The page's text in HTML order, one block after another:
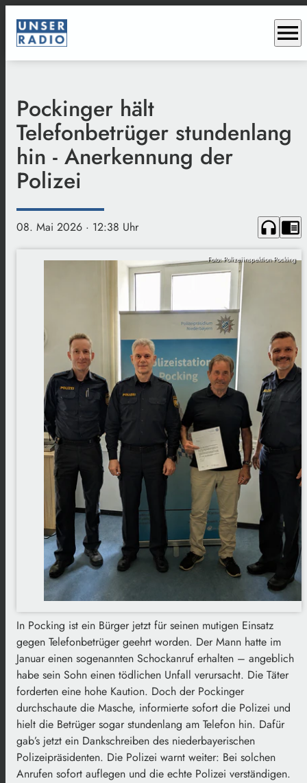
menu
Pockinger hält
Telefonbetrüger stundenlang
hin - Anerkennung der
Polizei
08. Mai 2026 · 12:38 Uhr headphones chrome_reader_mode
Foto: Polizeiinspektion Pocking
In Pocking ist ein Bürger jetzt für seinen mutigen Einsatz
gegen Telefonbetrüger geehrt worden. Der Mann hatte im
Januar einen sogenannten Schockanruf erhalten – angeblich
habe sein Sohn einen tödlichen Unfall verursacht. Die Täter
forderten eine hohe Kaution. Doch der Pockinger
durchschaute die Masche, informierte sofort die Polizei und
hielt die Betrüger sogar stundenlang am Telefon hin. Dafür
gab’s jetzt ein Dankschreiben des niederbayerischen
Polizeipräsidenten. Die Polizei warnt weiter: Bei solchen
Anrufen sofort auflegen und die echte Polizei verständigen.